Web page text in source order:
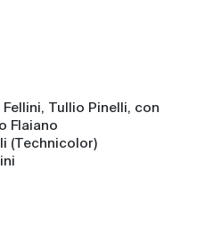
Fellini, Tullio Pinelli, con
Flaiano
(Technicolor)